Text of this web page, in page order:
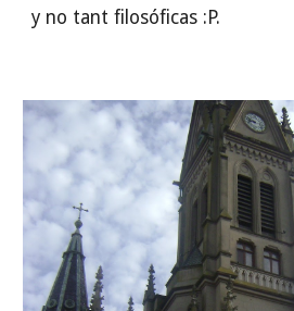
y no tant filosóficas :P.